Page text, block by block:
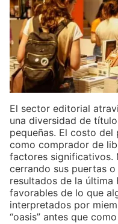
El sector editorial
una diversidad de
pequeñas. El costo
como comprador de
factores significativos.
cerrando sus puertas
resultados de la última
favorables de lo que
interpretados por
“oasis” antes que